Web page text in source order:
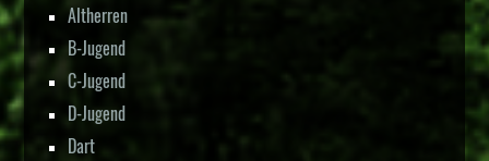
Altherren
B-Jugend
C-Jugend
D-Jugend
Dart